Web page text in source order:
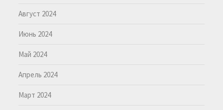
Август 2024
Июнь 2024
Май 2024
Апрель 2024
Март 2024